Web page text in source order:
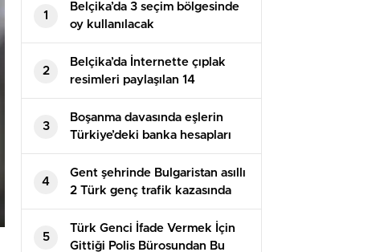
1
Belçika’da 3 seçim bölgesinde
oy kullanılacak
2
Belçika’da İnternette çıplak
resimleri paylaşılan 14
yaşındaki kız çocuğu intihar
etti
3
Boşanma davasında eşlerin
Türkiye’deki banka hesapları
paylaşılır mı?
4
Gent şehrinde Bulgaristan asıllı
2 Türk genç trafik kazasında
yaşamını kaybetti
5
Türk Genci İfade Vermek İçin
Gittiği Polis Bürosundan Bu